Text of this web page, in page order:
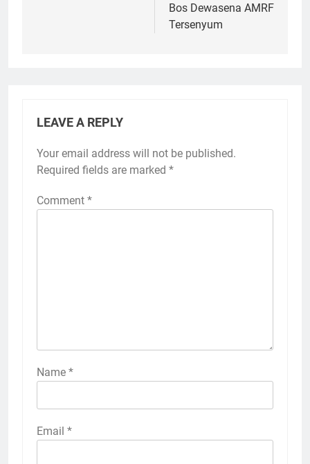
Bos Dewasena AMRF
Tersenyum
LEAVE A REPLY
Your email address will not be published.
Required fields are marked *
Comment *
Name *
Email *